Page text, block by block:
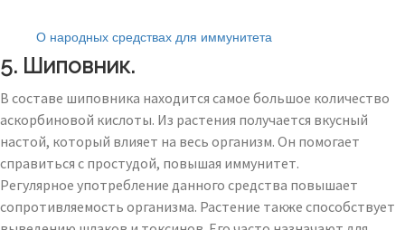
О народных средствах для иммунитета
5. Шиповник.
В составе шиповника находится самое большое количество
аскорбиновой кислоты. Из растения получается вкусный
настой, который влияет на весь организм. Он помогает
справиться с простудой, повышая иммунитет.
Регулярное употребление данного средства повышает
сопротивляемость организма. Растение также способствует